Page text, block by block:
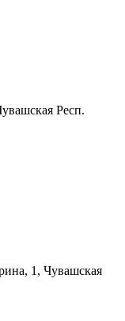
Респ.
1, Чувашская